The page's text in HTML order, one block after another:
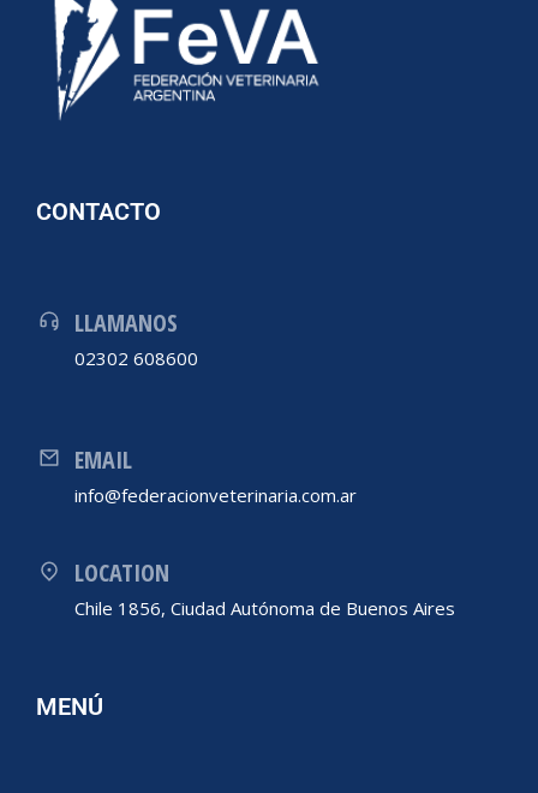
CONTACTO
LLAMANOS
02302 608600
EMAIL
info@federacionveterinaria.com.ar
LOCATION
Chile 1856, Ciudad Autónoma de Buenos Aires
MENÚ